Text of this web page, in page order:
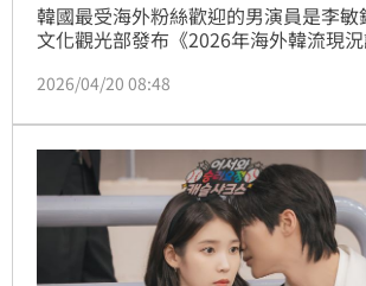
韓國最受海外粉絲歡迎的男演員是李敏
文化觀光部發布《2026年海外韓流現
2026/04/20 08:48